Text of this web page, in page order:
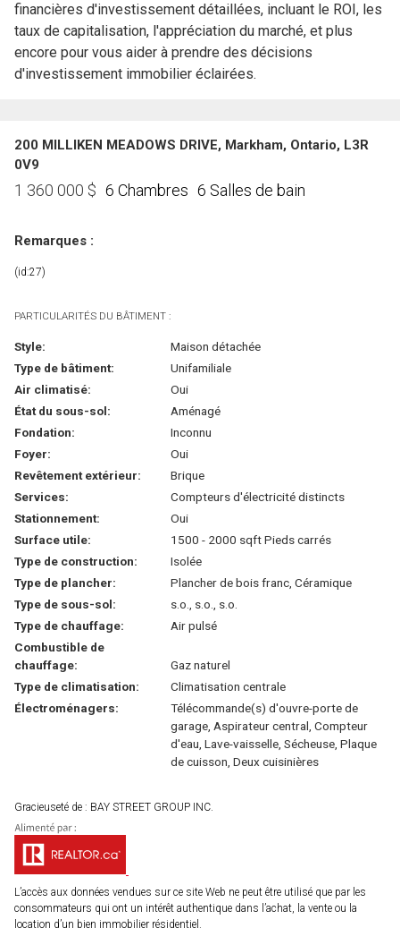
financières d'investissement détaillées, incluant le ROI, les
taux de capitalisation, l'appréciation du marché, et plus
encore pour vous aider à prendre des décisions
d'investissement immobilier éclairées.
200 MILLIKEN MEADOWS DRIVE, Markham, Ontario, L3R
0V9
1 360 000 $ 6 Chambres 6 Salles de bain
Remarques :
(id:27)
PARTICULARITÉS DU BÂTIMENT :
Style:
Maison détachée
Type de bâtiment:
Unifamiliale
Air climatisé:
Oui
État du sous-sol:
Aménagé
Fondation:
Inconnu
Foyer:
Oui
Revêtement extérieur:
Brique
Services:
Compteurs d'électricité distincts
Stationnement:
Oui
Surface utile:
1500 - 2000 sqft Pieds carrés
Type de construction:
Isolée
Type de plancher:
Plancher de bois franc, Céramique
Type de sous-sol:
s.o., s.o., s.o.
Type de chauffage:
Air pulsé
Combustible de
chauffage:
Gaz naturel
Type de climatisation:
Climatisation centrale
Électroménagers:
Télécommande(s) d'ouvre-porte de
garage, Aspirateur central, Compteur
d'eau, Lave-vaisselle, Sécheuse, Plaque
de cuisson, Deux cuisinières
Gracieuseté de : BAY STREET GROUP INC.
L’accès aux données vendues sur ce site Web ne peut être utilisé que par les
consommateurs qui ont un intérêt authentique dans l’achat, la vente ou la
location d’un bien immobilier résidentiel.